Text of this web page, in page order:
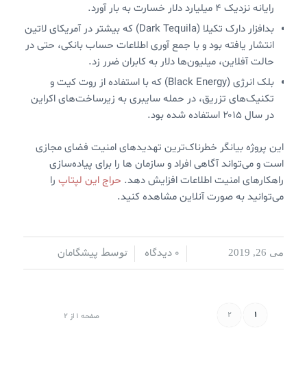
رایانه نزدیک ۴ میلیارد دلار خسارت به بار آورد.
بدافزار دارک تکیلا (Dark Tequila) که بیشتر در آمریکای لاتین
انتشار یافته بود و با جمع آوری اطلاعات حساب بانکی، حتی در
حالت آفلاین، میلیون‌ها دلار به کابران ضرر زد.
بلک انرژی (Black Energy) که با استفاده از روت کیت و
تکنیک‌های تزریق، در حمله سایبری به زیرساخت‌های اکراین
در سال ۲۰۱۵ استفاده شده بود.
این پروژه بیانگر خطرناک‌ترین تهدیدهای امنیت فضای مجازی
است و می‌تواند آگاهی افراد و سازمان‌ ها را برای پیاده‌سازی
راهکارهای امنیت اطلاعات افزایش دهد. حراج این لپتاپرا
می‌توانید به صورت آنلاین مشاهده کنید.
می 26, 2019 / 0 دیدگاه/ توسط پیشگامان
صفحه 1 از 2 1
2